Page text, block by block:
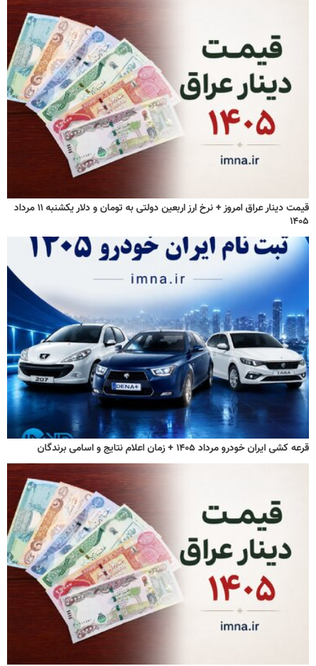
قیمت دینار عراق امروز + نرخ ارز اربعین دولتی به تومان و دلار یکشنبه ۱۱ مرداد
۱۴۰۵
قرعه کشی ایران خودرو مرداد ۱۴۰۵ + زمان اعلام نتایج و اسامی برندگان